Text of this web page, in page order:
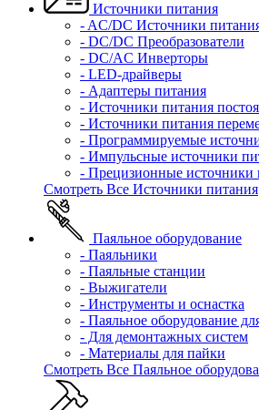
Источники питания
- AC/DC Источники
- DC/DC Преобразователи
- DC/AC Инверторы
- LED-драйверы
- Адаптеры питания
- Источники питания
- Источники питания
- Программируемые
- Импульсные источники
- Прецизионные источники
Смотреть Все Источники питания
Паяльное оборудование
- Паяльники
- Паяльные станции
- Выжигатели
- Инструменты и оснастка
- Паяльное оборудование
- Для демонтажных систем
- Материалы для пайки
Смотреть Все Паяльное